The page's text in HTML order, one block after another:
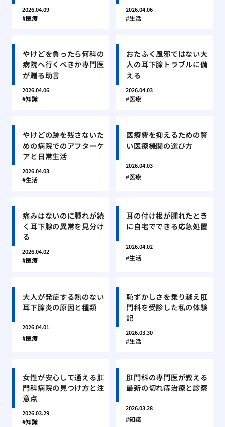
2026.04.09
医療
2026.04.06
生活
やけどを負ったら何科の
病院へ行くべきか専門医
が贈る助言
2026.04.06
知識
おたふく風邪ではない大
人の耳下腺トラブルに備
える
2026.04.03
医療
やけどの跡を残さないた
めの病院でのアフターケ
アと日常生活
2026.04.03
生活
医療費を抑えるための賢
い医療機関の選び方
2026.04.03
医療
痛みはないのに腫れが続
く耳下腺の異常を見分け
る
2026.04.02
医療
耳の付け根が腫れたとき
に自宅でできる応急処置
2026.04.02
生活
大人が発症する熱のない
耳下腺炎の原因と種類
2026.04.01
医療
恥ずかしさを乗り越え肛
門科を受診した私の体験
記
2026.03.30
生活
女性が安心して通える肛
門科病院の見つけ方と注
意点
2026.03.29
知識
肛門科の専門医が教える
最新の切れ痔治療と診察
2026.03.28
知識